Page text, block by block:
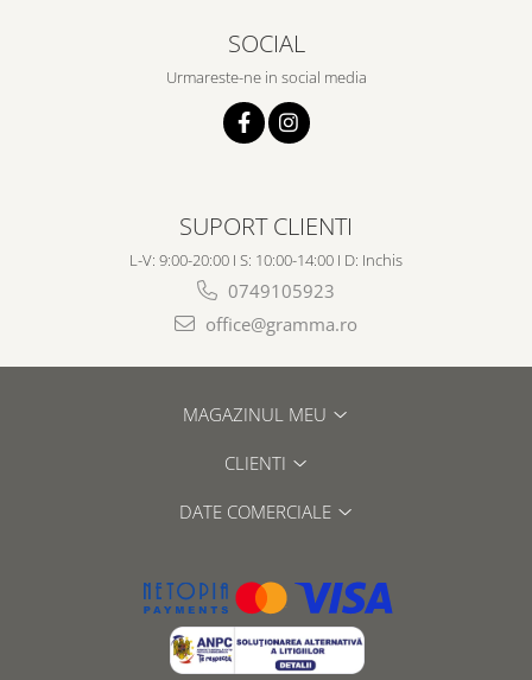
SOCIAL
Urmareste-ne in social media
SUPORT CLIENTI
L-V: 9:00-20:00 I S: 10:00-14:00 I D: Inchis
0749105923
office@gramma.ro
MAGAZINUL MEU
CLIENTI
DATE COMERCIALE